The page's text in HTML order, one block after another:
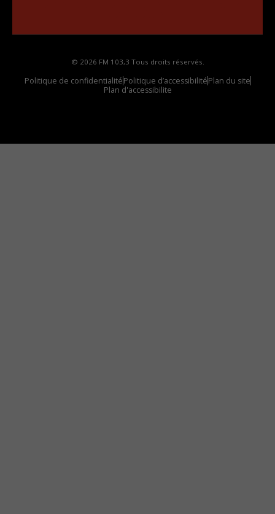
© 2026 FM 103,3 Tous droits réservés.
Politique de confidentialitéPolitique d’accessibilitéPlan du site
Plan d'accessibilite